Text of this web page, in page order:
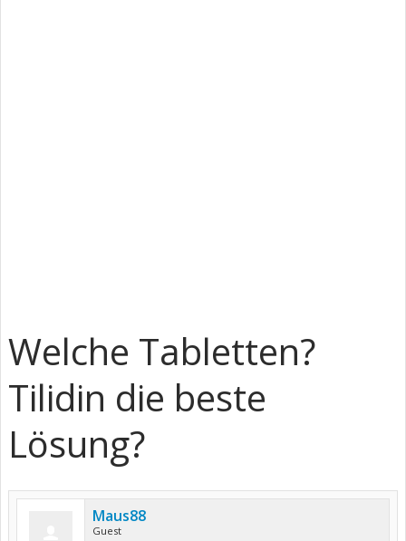
Welche Tabletten?
Tilidin die beste
Lösung?
Maus88
Guest